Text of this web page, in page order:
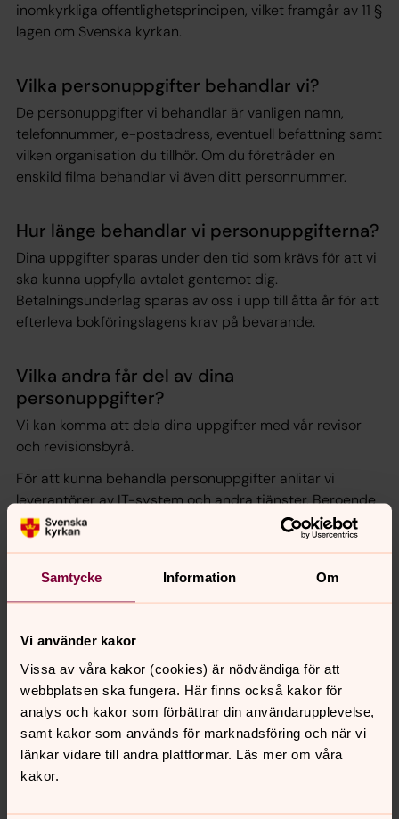
Samtycke Information Om
Vi använder kakor
Vissa av våra kakor (cookies) är nödvändiga för att
webbplatsen ska fungera. Här finns också kakor för
analys och kakor som förbättrar din användarupplevelse,
samt kakor som används för marknadsföring och när vi
länkar vidare till andra plattformar. Läs mer om våra
kakor.
inomkyrkliga offentlighetsprincipen, vilket framgår av 11 §
lagen om Svenska kyrkan.
Vilka personuppgifter behandlar vi?
De personuppgifter vi behandlar är vanligen namn,
telefonnummer, e-postadress, eventuell befattning samt
vilken organisation du tillhör. Om du företräder en
enskild filma behandlar vi även ditt personnummer.
Hur länge behandlar vi personuppgifterna?
Dina uppgifter sparas under den tid som krävs för att vi
ska kunna uppfylla avtalet gentemot dig.
Betalningsunderlag sparas av oss i upp till åtta år för att
efterleva bokföringslagens krav på bevarande.
Vilka andra får del av dina
personuppgifter?
Vi kan komma att dela dina uppgifter med vår revisor
och revisionsbyrå.
För att kunna behandla personuppgifter anlitar vi
leverantörer av IT-system och andra tjänster. Beroende
på typ av tjänst kan sådana leverantörer komma att få
tillgång till eller hantera dina personuppgifter. Alltid när vi
annan som behandlar uppgifterna för vår räkning ingår
vi avtal som ställer krav på att hanteringen följer
Vi kan komma att diarieföra handlingar som inkommer
till eller upprättas hos oss. Dina personuppgifter kan
därmed även komma att lämnas ut i enlighet med den
inomkyrkliga offentlighetsprincipen, vilket framgår av 11 §
lagen om Svenska kyrkan.